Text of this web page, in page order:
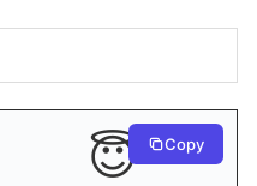
😇 Copy